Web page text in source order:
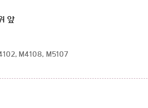
앞
M4108, M5107